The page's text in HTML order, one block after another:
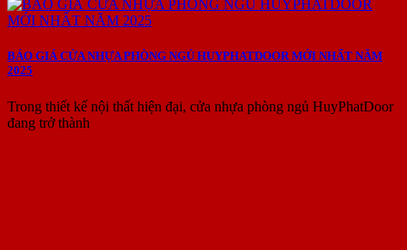
BÁO GIÁ CỬA NHỰA PHÒNG NGỦ HUYPHATDOOR MỚI NHẤT NĂM
2025
Trong thiết kế nội thất hiện đại, cửa nhựa phòng ngủ HuyPhatDoor
đang trở thành